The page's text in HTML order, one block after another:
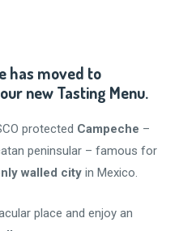
has moved to
new Tasting Menu.
protected Campeche –
peninsular – famous for
walled city in Mexico.
place and enjoy an